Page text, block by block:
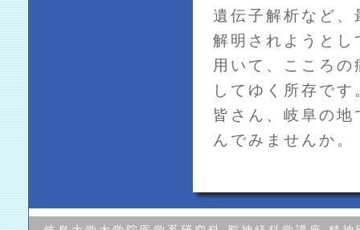
遺伝子解析など
解明されようと
用いて、こころ
してゆく所存で
皆さん、岐阜の
んでみませんか。